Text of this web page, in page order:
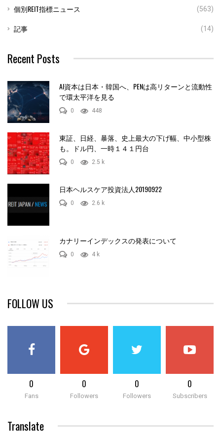
個別REIT指標ニュース (563)
記事 (14)
Recent Posts
AI資本は日本・韓国へ、PENは高リターンと流動性
で環太平洋を見る
0 448
東証、日経、暴落、史上最大の下げ幅、中小型株
も。ドル円、一時１４１円台
0 2.5 k
日本ヘルスケア投資法人20190922
0 2.6 k
カナリーインデックスの発表について
0 4 k
FOLLOW US
0
Fans
0
Followers
0
Followers
0
Subscribers
Translate